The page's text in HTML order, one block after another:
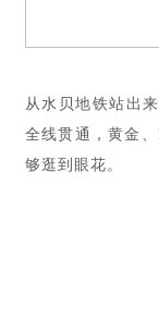
从水贝地铁站出
全线贯通，黄金
够逛到眼花。